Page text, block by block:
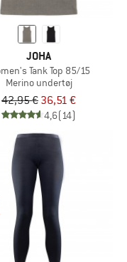
Zip
JOHA
Tank Top 85/15
Merino undertøj
42,95 € 36,51 €
4,6(14)